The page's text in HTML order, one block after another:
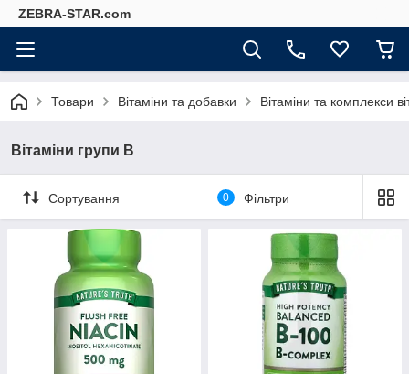
ZEBRA-STAR.com
Товари Вітаміни та добавки Вітаміни та комплекси
Вітаміни групи В
Сортування 0 Фільтри